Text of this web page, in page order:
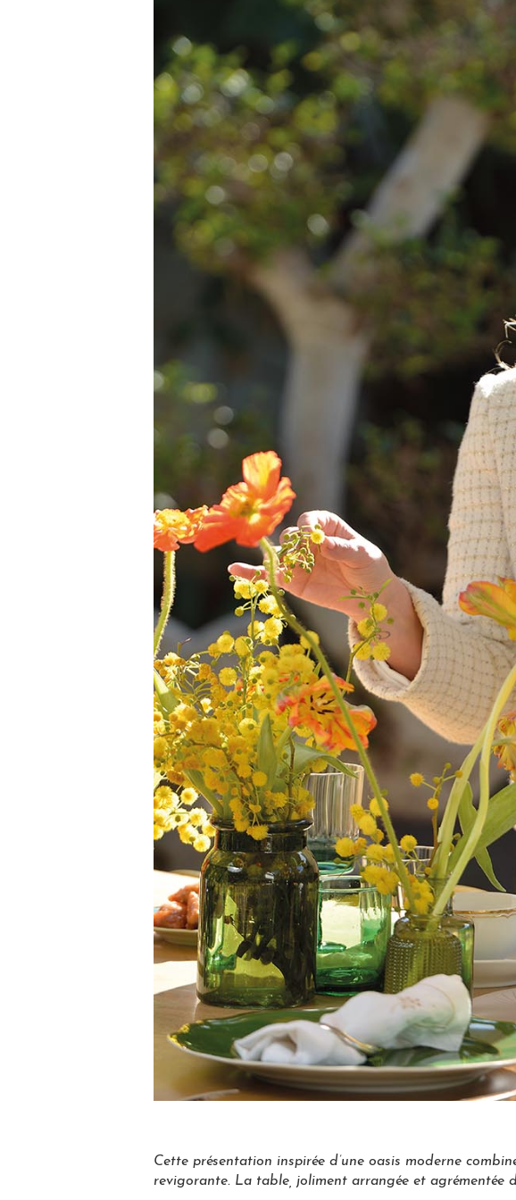
Cette présentation inspirée d’une oasis moderne
revigorante. La table, joliment arrangée et agrémentée